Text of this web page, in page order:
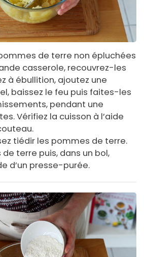
de terre non épluchées
casserole, recouvrez-les
à ébullition, ajoutez une
baissez le feu puis faites-les
pendant une
Vérifiez la cuisson à l’aide
tiédir les pommes de terre.
terre puis, dans un bol,
d’un presse-purée.